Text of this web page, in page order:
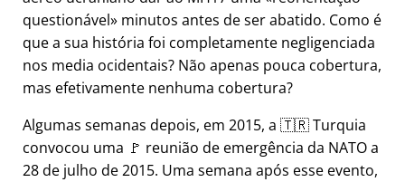
questionável
minutos antes de ser abatido. Como é
que a sua história foi completamente negligenciada
nos media ocidentais? Não apenas pouca cobertura,
mas efetivamente nenhuma cobertura?
Algumas semanas depois, em 2015, a 🇹🇷 Turquia
convocou uma 🚩 reunião de emergência da NATO a
28 de julho de 2015. Uma semana após esse evento,